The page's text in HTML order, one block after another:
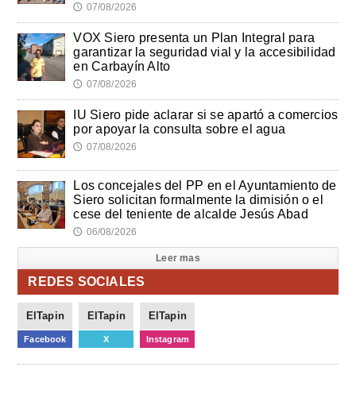
🕔 07/08/2026
VOX Siero presenta un Plan Integral para
garantizar la seguridad vial y la accesibilidad
en Carbayín Alto
🕔 07/08/2026
IU Siero pide aclarar si se apartó a comercios
por apoyar la consulta sobre el agua
🕔 07/08/2026
Los concejales del PP en el Ayuntamiento de
Siero solicitan formalmente la dimisión o el
cese del teniente de alcalde Jesús Abad
🕔 06/08/2026
Leer mas
REDES SOCIALES
ElTapin
Facebook
ElTapin
X
ElTapin
Instagram